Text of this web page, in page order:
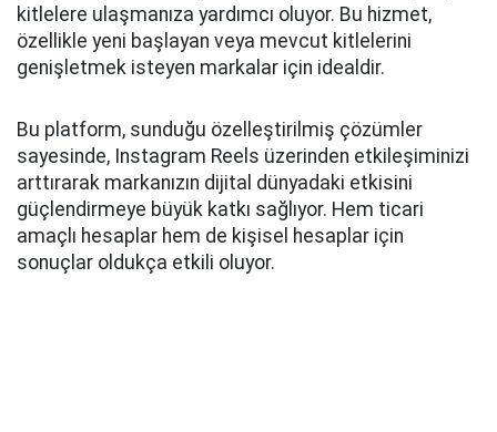
kitlelere ulaşmanıza yardımcı oluyor. Bu hizmet,
özellikle yeni başlayan veya mevcut kitlelerini
genişletmek isteyen markalar için idealdir.
Bu platform, sunduğu özelleştirilmiş çözümler
sayesinde, Instagram Reels üzerinden etkileşiminizi
arttırarak markanızın dijital dünyadaki etkisini
güçlendirmeye büyük katkı sağlıyor. Hem ticari
amaçlı hesaplar hem de kişisel hesaplar için
sonuçlar oldukça etkili oluyor.